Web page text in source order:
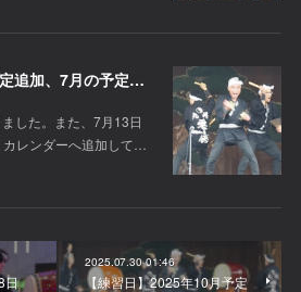
【練習日】2025年9月予定追加、7月の予定変更
した。また、7月13日
レンダーへ追加して…
日
2025.07.30 01:46
【練習日】2025年10月予定